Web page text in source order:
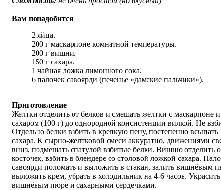
Вам понадобится
2 яйца.
200 г маскарпоне комнатной температуры.
200 г вишни.
150 г сахара.
1 чайная ложка лимонного сока.
6 палочек савоярди (печенье «дамские пальчики»).
Приготовление
Желтки отделить от белков и смешать желтки с маскарпоне и
сахаром (100 г) до однородной консистенции вилкой. Не
Отдельно белки взбить в крепкую пену, постепенно всыпать
сахара. К сырно-желтковой смеси аккуратно, движениями
вниз, подмешать спатулой взбитые белки. Вишню отделить
косточек, взбить в блендере со столовой ложкой сахара.
савоярди поломать и выложить в стакан, залить вишнёвым
выложить крем, убрать в холодильник на 4-6 часов. Украсить
вишнёвым пюре и сахарными сердечками.